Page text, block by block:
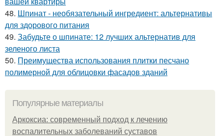
48. Шпинат - необязательный ингредиент: альтернативы
для здорового питания
49. Забудьте о шпинате: 12 лучших альтернатив для
зеленого листа
50. Преимущества использования плитки песчано
полимерной для облицовки фасадов зданий
Популярные материалы
Аркоксиа: современный подход к лечению
воспалительных заболеваний суставов